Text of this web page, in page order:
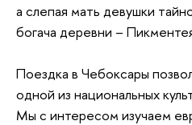
а слепая мать девушки
богача деревни –
Поездка в Чебоксары
одной из национальных
Мы с интересом изучаем